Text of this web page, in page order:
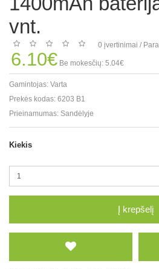
vnt.
0 įvertinimai /
6.10€ Be mokesčių: 5.04€
Gamintojas: Varta
Prekės kodas: 6203 B1
Prieinamumas: Sandėlyje
Kiekis
Į krepšelį